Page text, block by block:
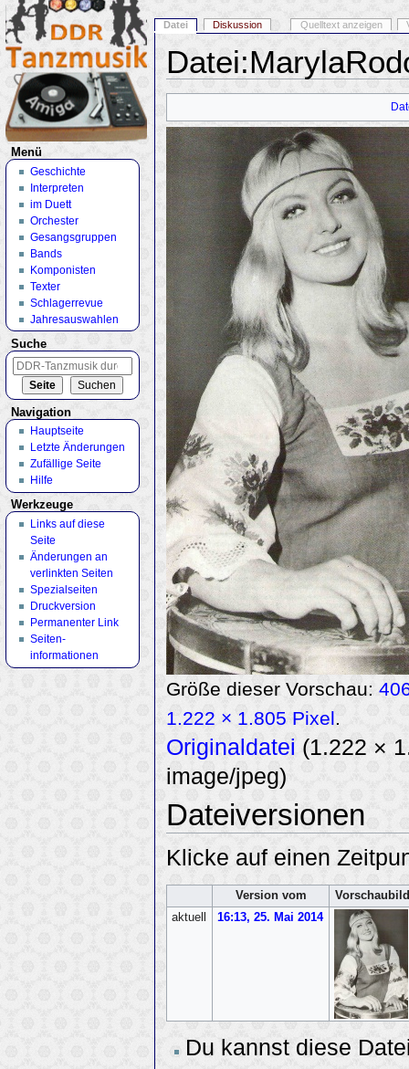
Größe dieser Vorschau:
1.222 × 1.805 Pixel.
Originaldatei (1.222 ×
image/jpeg)
Dateiversionen
Klicke auf einen
Version vom
Vorschaubild
aktuell
16:13, 25. Mai 2014
Du kannst diese
Datei Diskussion Quelltext anzeigen
Menü
Geschichte
Interpreten
im Duett
Orchester
Gesangsgruppen
Bands
Komponisten
Texter
Schlagerrevue
Jahresauswahlen
Suche
Navigation
Hauptseite
Letzte Änderungen
Zufällige Seite
Hilfe
Werkzeuge
Links auf diese
Seite
Änderungen an
verlinkten Seiten
Spezialseiten
Druckversion
Permanenter Link
Seiten­
informationen